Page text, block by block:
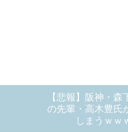
【悲報】阪神・
の先輩・高木豊氏
しまうｗｗ